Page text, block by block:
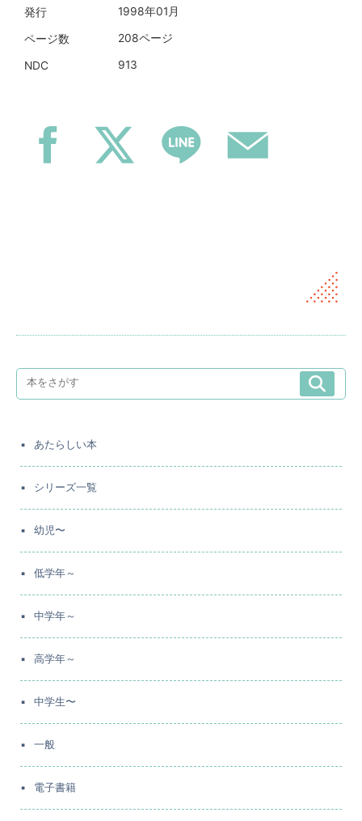
発行 1998年01月
ページ数 208ページ
NDC 913
あたらしい本
シリーズ一覧
幼児〜
低学年～
中学年～
高学年～
中学生〜
一般
電子書籍